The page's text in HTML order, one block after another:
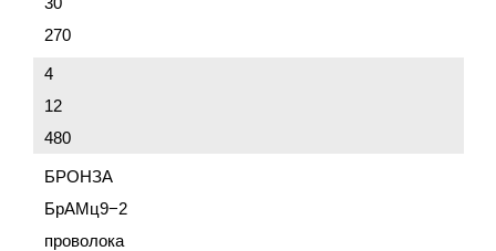
270
4
12
480
БРОНЗА
БрАМц9−2
проволока